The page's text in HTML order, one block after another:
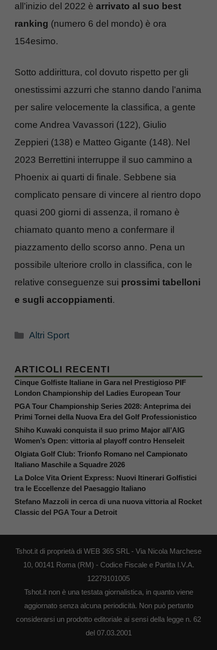
all’inizio del 2022 è arrivato al suo best
ranking (numero 6 del mondo) è ora
154esimo.
Sotto addirittura, col dovuto rispetto per gli
onestissimi azzurri che stanno dando l’anima
per salire velocemente la classifica, a gente
come Andrea Vavassori (122), Giulio
Zeppieri (138) e Matteo Gigante (148). Nel
2023 Berrettini interruppe il suo cammino a
Phoenix ai quarti di finale. Sebbene sia
complicato pensare di vincere al rientro dopo
quasi 200 giorni di assenza, il romano è
chiamato quanto meno a confermare il
piazzamento dello scorso anno. Pena un
possibile ulteriore crollo in classifica, con le
relative conseguenze sui prossimi tabelloni
e sugli accoppiamenti.
Categorie
Altri Sport
ARTICOLI RECENTI
Cinque Golfiste Italiane in Gara nel Prestigioso PIF
London Championship del Ladies European Tour
PGA Tour Championship Series 2028: Anteprima dei
Primi Tornei della Nuova Era del Golf Professionistico
Shiho Kuwaki conquista il suo primo Major all’AIG
Women’s Open: vittoria al playoff contro Henseleit
Olgiata Golf Club: Trionfo Romano nel Campionato
Italiano Maschile a Squadre 2026
La Dolce Vita Orient Express: Nuovi Itinerari Golfistici
tra le Eccellenze del Paesaggio Italiano
Stefano Mazzoli in cerca di una nuova vittoria al Rocket
Classic del PGA Tour a Detroit
Tshot.it di proprietà di WEB 365 SRL - Via Nicola Marchese
10, 00141 Roma (RM) - Codice Fiscale e Partita I.V.A.
12279101005
Tshot.it non è una testata giornalistica, in quanto viene
aggiornato senza alcuna periodicità. Non può pertanto
considerarsi un prodotto editoriale ai sensi della legge n. 62
del 07.03.2001